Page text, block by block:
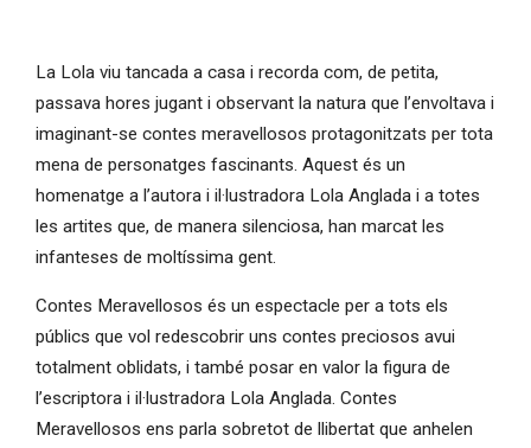
La Lola viu tancada a casa i recorda com, de petita,
passava hores jugant i observant la natura que l’envoltava i
imaginant-se contes meravellosos protagonitzats per tota
mena de personatges fascinants. Aquest és un
homenatge a l’autora i il·lustradora Lola Anglada i a totes
les artites que, de manera silenciosa, han marcat les
infanteses de moltíssima gent.
Contes Meravellosos és un espectacle per a tots els
públics que vol redescobrir uns contes preciosos avui
totalment oblidats, i també posar en valor la figura de
l’escriptora i il·lustradora Lola Anglada. Contes
Meravellosos ens parla sobretot de llibertat que anhelen